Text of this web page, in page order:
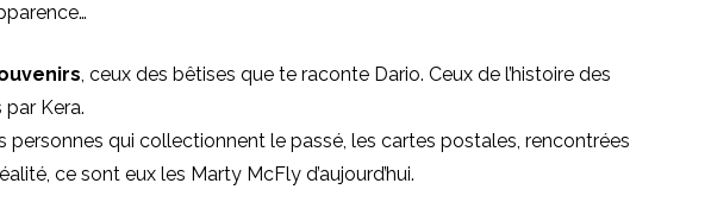
, ceux des bêtises que te raconte Dario. Ceux de l’histoire des
Kera.
personnes qui collectionnent le passé, les cartes postales, rencontrées
ce sont eux les Marty McFly d’aujourd’hui.